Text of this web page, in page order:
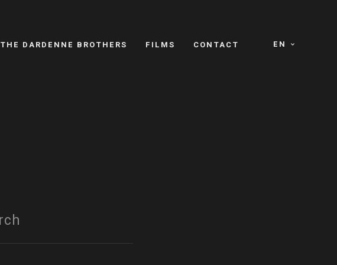
EN
THE DARDENNE BROTHERS FILMS CONTACT